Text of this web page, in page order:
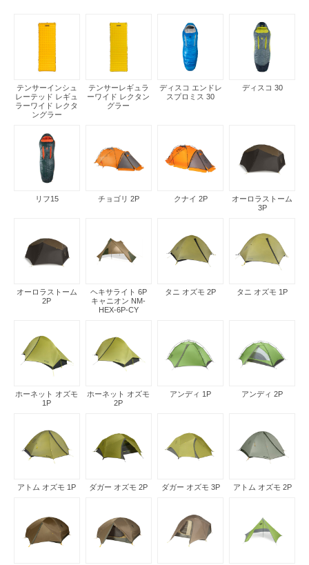
テンサーインシュ
レーテッド レギュ
ラーワイド レクタ
ングラー
テンサーレギュラ
ーワイド レクタン
グラー
ディスコ エンドレ
スプロミス 30
ディスコ 30
リフ15 チョゴリ 2P クナイ 2P
オーロラストーム
3P
オーロラストーム
2P
ヘキサライト 6P
キャニオン NM-
HEX-6P-CY
タニ オズモ 2P タニ オズモ 1P
ホーネット オズモ
1P
ホーネット オズモ
2P
アンディ 1P アンディ 2P
アトム オズモ 1P ダガー オズモ 2P ダガー オズモ 3P アトム オズモ 2P